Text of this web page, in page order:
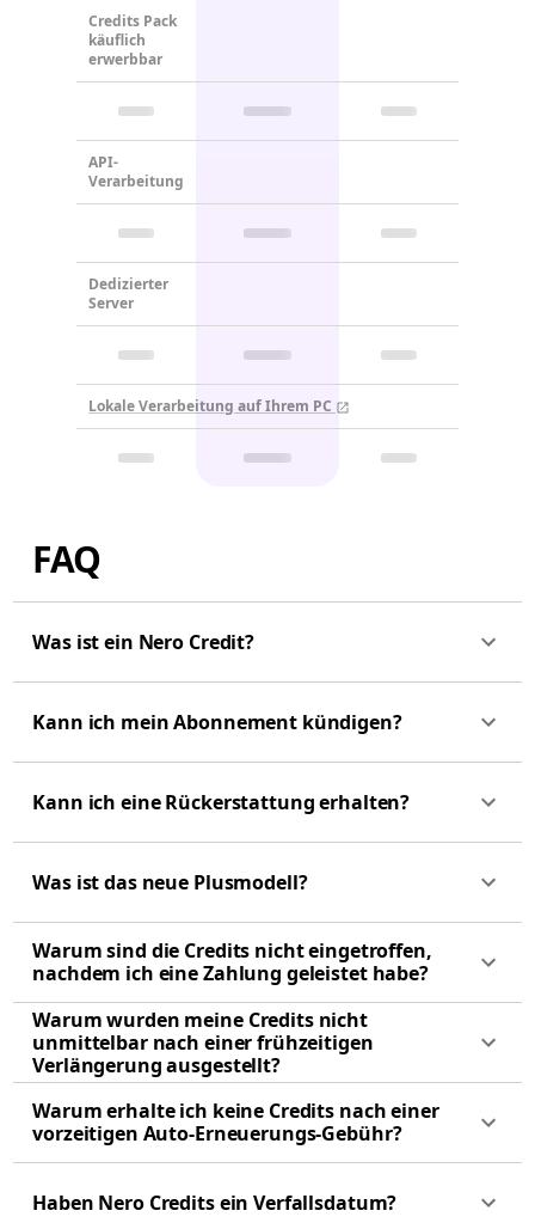
Credits Pack
käuflich
erwerbbar
API-
Verarbeitung
Dedizierter
Server
Lokale Verarbeitung auf Ihrem PC
FAQ
Was ist ein Nero Credit?
Kann ich mein Abonnement kündigen?
Kann ich eine Rückerstattung erhalten?
Was ist das neue Plusmodell?
Warum sind die Credits nicht eingetroffen,
nachdem ich eine Zahlung geleistet habe?
Warum wurden meine Credits nicht
unmittelbar nach einer frühzeitigen
Verlängerung ausgestellt?
Warum erhalte ich keine Credits nach einer
vorzeitigen Auto-Erneuerungs-Gebühr?
Haben Nero Credits ein Verfallsdatum?